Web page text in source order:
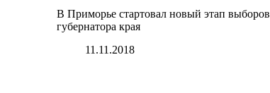
В Приморье стартовал новый этап выборов
губернатора края
11.11.2018